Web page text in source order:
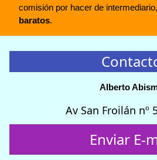
comisión por hacer de intermediario,
baratos.
Alberto
Av San Froilán nº
Enviar E-